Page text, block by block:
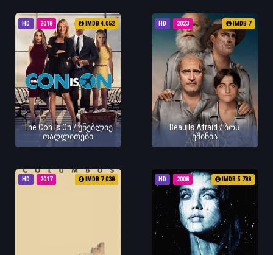
HD 2018 IMDB 4.052
The Con Is On / უნებლიე
თაღლითები
HD 2023 IMDB 7
Beau Is Afraid / ბოს
ეშინია
HD 2017 IMDB 7.038 HD 2008 IMDB 5.788